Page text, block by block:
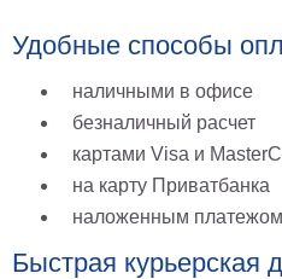
Наши
Удобные способы
наличными в офисе
безналичный расчет
картами Visa и
на карту Приватбанка
наложенным платежом
Быстрая курьерская